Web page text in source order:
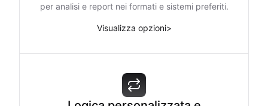
per analisi e report nei formati e sistemi preferiti.
Visualizza opzioni>